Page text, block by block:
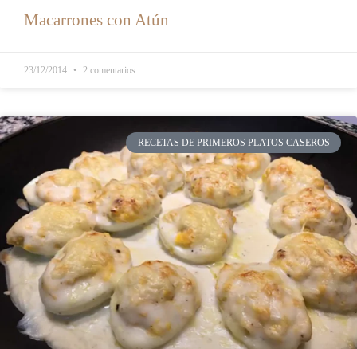
Macarrones con Atún
23/12/2014 2 comentarios
RECETAS DE PRIMEROS PLATOS CASEROS